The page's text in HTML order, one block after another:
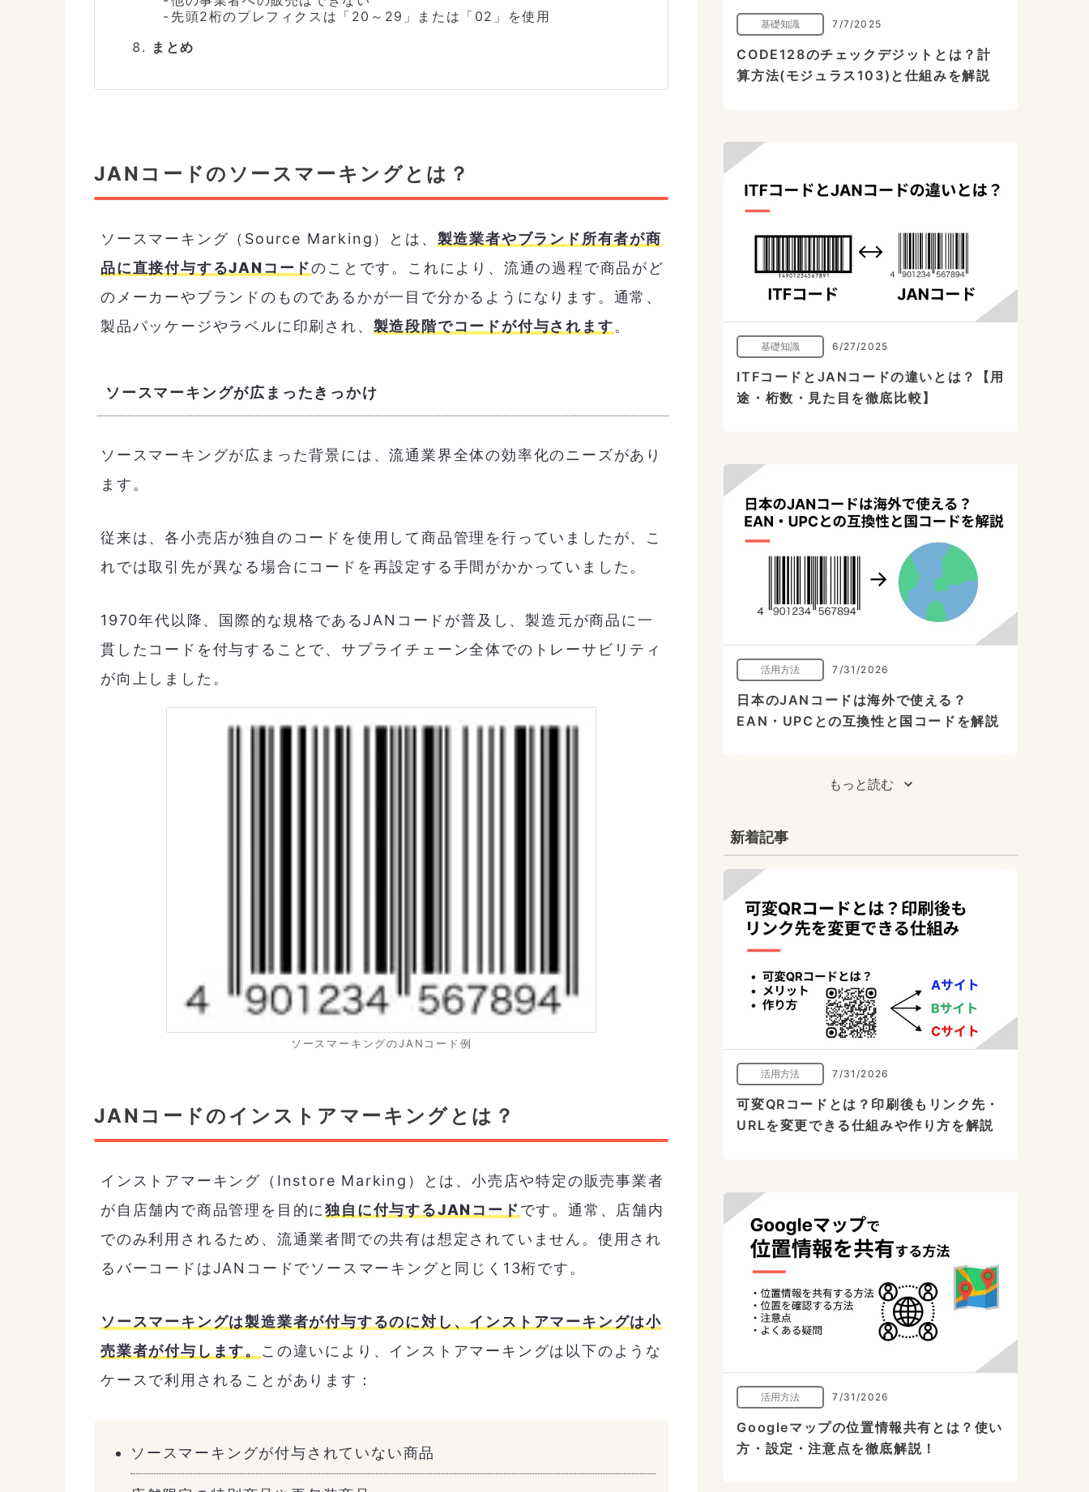
先頭2桁のプレフィクスは「20～29」または「02」を使用
まとめ
JANコードのソースマーキングとは？
ソースマーキング（Source Marking）とは、 製造業者やブランド所有者が商
品に直接付与するJANコードのことです。これにより、流通の過程で商品がど
のメーカーやブランドのものであるかが一目で分かるようになります。通常、
製品パッケージやラベルに印刷され、 製造段階でコードが付与されます。
ソースマーキングが広まったきっかけ
ソースマーキングが広まった背景には、流通業界全体の効率化のニーズがあり
ます。
従来は、各小売店が独自のコードを使用して商品管理を行っていましたが、こ
れでは取引先が異なる場合にコードを再設定する手間がかかっていました。
1970年代以降、国際的な規格であるJANコードが普及し、製造元が商品に一
貫したコードを付与することで、サプライチェーン全体でのトレーサビリティ
が向上しました。
ソースマーキングのJANコード例
JANコードのインストアマーキングとは？
インストアマーキング（Instore Marking）とは、小売店や特定の販売事業者
が自店舗内で商品管理を目的に独自に付与するJANコードです。通常、店舗内
でのみ利用されるため、流通業者間での共有は想定されていません。使用され
るバーコードはJANコードでソースマーキングと同じく13桁です。
ソースマーキングは製造業者が付与するのに対し、インストアマーキングは小
売業者が付与します。 この違いにより、インストアマーキングは以下のような
ケースで利用されることがあります：
ソースマーキングが付与されていない商品
基礎知識 7/7/2025
CODE128のチェックデジットとは？計
算方法(モジュラス103)と仕組みを解説
基礎知識 6/27/2025
ITFコードとJANコードの違いとは？【用
途・桁数・見た目を徹底比較】
活用方法 7/31/2026
日本のJANコードは海外で使える？
EAN・UPCとの互換性と国コードを解説
もっと読む
新着記事
活用方法 7/31/2026
可変QRコードとは？印刷後もリンク先・
URLを変更できる仕組みや作り方を解説
活用方法 7/31/2026
Googleマップの位置情報共有とは？使い
方・設定・注意点を徹底解説！